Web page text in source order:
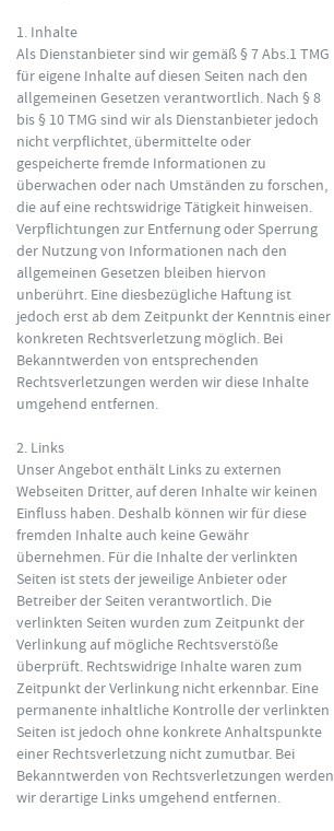
1. Inhalte
Als Dienstanbieter sind wir gemäß § 7 Abs.1 TMG
für eigene Inhalte auf diesen Seiten nach den
allgemeinen Gesetzen verantwortlich. Nach § 8
bis § 10 TMG sind wir als Dienstanbieter jedoch
nicht verpflichtet, übermittelte oder
gespeicherte fremde Informationen zu
überwachen oder nach Umständen zu forschen,
die auf eine rechtswidrige Tätigkeit hinweisen.
Verpflichtungen zur Entfernung oder Sperrung
der Nutzung von Informationen nach den
allgemeinen Gesetzen bleiben hiervon
unberührt. Eine diesbezügliche Haftung ist
jedoch erst ab dem Zeitpunkt der Kenntnis einer
konkreten Rechtsverletzung möglich. Bei
Bekanntwerden von entsprechenden
Rechtsverletzungen werden wir diese Inhalte
umgehend entfernen.
2. Links
Unser Angebot enthält Links zu externen
Webseiten Dritter, auf deren Inhalte wir keinen
Einfluss haben. Deshalb können wir für diese
fremden Inhalte auch keine Gewähr
übernehmen. Für die Inhalte der verlinkten
Seiten ist stets der jeweilige Anbieter oder
Betreiber der Seiten verantwortlich. Die
verlinkten Seiten wurden zum Zeitpunkt der
Verlinkung auf mögliche Rechtsverstöße
überprüft. Rechtswidrige Inhalte waren zum
Zeitpunkt der Verlinkung nicht erkennbar. Eine
permanente inhaltliche Kontrolle der verlinkten
Seiten ist jedoch ohne konkrete Anhaltspunkte
einer Rechtsverletzung nicht zumutbar. Bei
Bekanntwerden von Rechtsverletzungen werden
wir derartige Links umgehend entfernen.